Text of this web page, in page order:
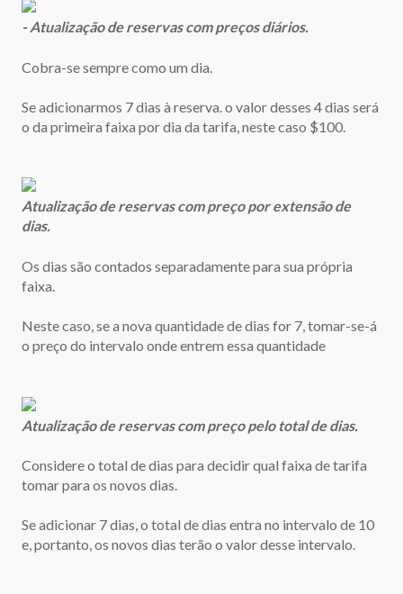
- Atualização de reservas com preços diários.
Cobra-se sempre como um dia.
Se adicionarmos 7 dias à reserva. o valor desses 4 dias será
o da primeira faixa por dia da tarifa, neste caso $100.
Atualização de reservas com preço por extensão de
dias.
Os dias são contados separadamente para sua própria
faixa.
Neste caso, se a nova quantidade de dias for 7, tomar-se-á
o preço do intervalo onde entrem essa quantidade
Atualização de reservas com preço pelo total de dias.
Considere o total de dias para decidir qual faixa de tarifa
tomar para os novos dias.
Se adicionar 7 dias, o total de dias entra no intervalo de 10
e, portanto, os novos dias terão o valor desse intervalo.